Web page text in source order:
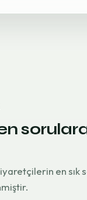
sorulara
en sık